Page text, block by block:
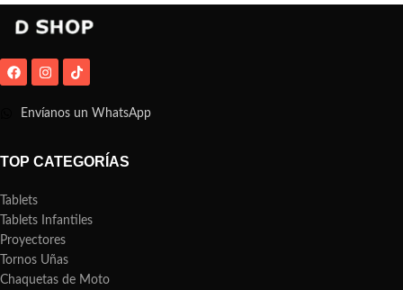
Envíanos un WhatsApp
TOP CATEGORÍAS
Tablets
Tablets Infantiles
Proyectores
Tornos Uñas
Chaquetas de Moto